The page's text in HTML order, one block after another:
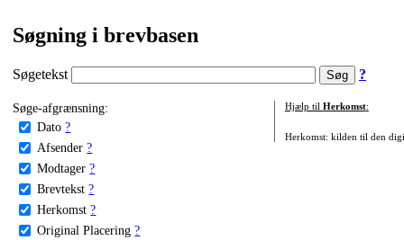
Søgning i brevbasen
Søgetekst ?
Søge-afgrænsning:
Dato ?
Afsender ?
Modtager ?
Brevtekst ?
Herkomst ?
Original Placering ?
Hjælp til Herkomst:
Herkomst: kilden til den